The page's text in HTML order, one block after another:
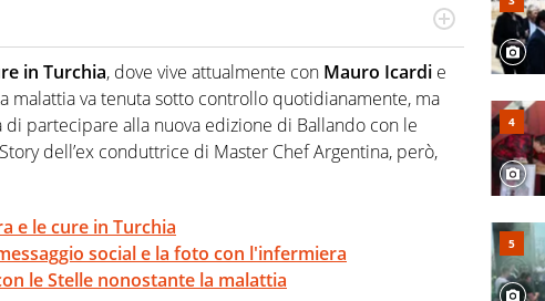
radiofonico, per Virgilio Sport si occupa di calcio con
sui campionati di Serie B e Serie C
in Turchia, dove vive attualmente con Mauro Icardi e
malattia va tenuta sotto controllo quotidianamente, ma
partecipare alla nuova edizione di Ballando con le
dell’ex conduttrice di Master Chef Argentina, però,
e le cure in Turchia
social e la foto con l'infermiera
le Stelle nonostante la malattia